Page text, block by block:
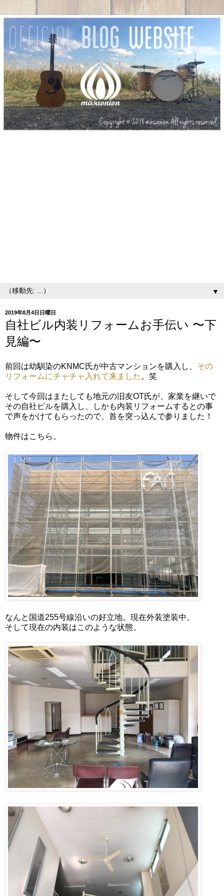
▼
2019年8月4日日曜日
自社ビル内装リフォームお手伝い 〜下
見編〜
前回は幼馴染のKNMC氏が中古マンションを購入し、 その
リフォームにチャチャ入れて来ました 。笑
そして今回はまたしても地元の旧友OT氏が、家業を継いで
その自社ビルを購入し、しかも内装リフォームするとの事
で声をかけてもらったので、首を突っ込んで参りました！
物件はこちら。
なんと国道255号線沿いの好立地。現在外装塗装中。
そして現在の内装はこのような状態。